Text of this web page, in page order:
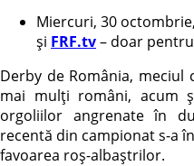
Miercuri, 30
și FRF.tv– doar
Derby de România,
mai mulți români, acum
orgoliilor angrenate în
recentă din campionat s-a
favoarea roș-albaștrilor.